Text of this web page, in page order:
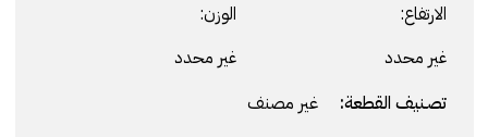
الارتفاع:
غير محدد
الوزن:
غير محدد
تصنيف القطعة: غير مصنف